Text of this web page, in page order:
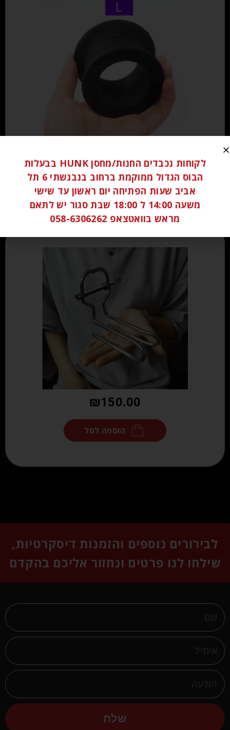
הוספה לסל
₪150.00
הוספה לסל
לבירורים נוספים והזמנות דיסקרטיות,
שילחו לנו פרטים ונחזור אליכם בהקדם
שלח
לקוחות נכבדים החנות/מחסן HUNK בבעלות
הבוס הגדול ממוקמת ברחוב בנבנשתי 6 תל
אביב שעות הפתיחה יום ראשון עד שישי
משעה 14:00 ל 18:00 שבת סגור יש לתאם
מראש בוואטצאפ 058-6306262